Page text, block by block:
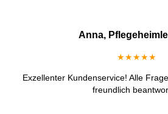
Anna,
★★★★★
Exzellenter Kundenservice! Alle
freundlich